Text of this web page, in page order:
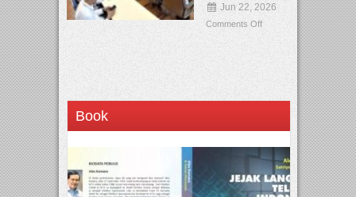
Jun 22, 2026
Comments Off
Book